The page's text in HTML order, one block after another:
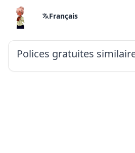
Français
Polices gratuites